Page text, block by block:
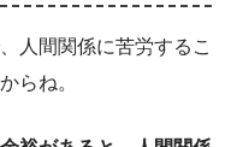
人間関係に苦労するこ
らね。